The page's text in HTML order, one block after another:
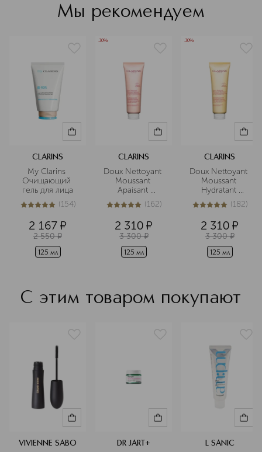
высокотехнологичных тканевых
кислотами, энзимами, бета-
ингредиентами. Название бренда
происходит от корейского слова 산
(san), что значит «гора». В нём
отражается связь с родиной марки
— Южной Кореей, которую часто
называют «страной гор». Кроме
того, это слово стало символом
устремлённости бренда к новым
вершинам, инновациям и созданию
эффективных средств для ухода за
кожей.
Подробнее
Мы рекомендуем
CLARINS
My Clarins
Очищающий
гель для лица
5из 5154 (154)
2 167 ¤
2 550 ¤
125 мл
-30%
CLARINS
Doux Nettoyant
Moussant
Apaisant
Очищающий
пенящийся
сухой и
чувствительной
кожи
4.9из5162 (162)
2 310 ¤
3 300 ¤
125 мл
-30%
CLARINS
Doux Nettoyant
Moussant
Hydratant
Очищающий
пенящийся
нормальной и
сухой кожи
5из 5182 (182)
2 310 ¤
3 300 ¤
125 мл
С этим товаром покупают
VIVIENNE SABO DR JART+ L SANIC